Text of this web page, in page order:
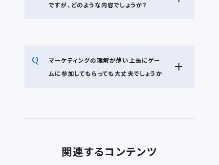
グの基本的な概念を理解するための基本講座を
ですが、どのような内容でしょうか？
リーでそれぞれどれぐらいMQLを創出できたの
か、MQL獲得単価はどれぐらいかなどをレポート
マーケティングの理解が薄い上長にゲー
ムに参加してもらっても大丈夫でしょうか
ています。
関連するコンテンツ